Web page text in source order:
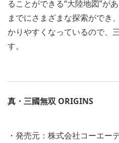
ることができる“大陸地図”が
までにさまざまな探索ができ
かりやすくなっているので、
す。
真・三國無双 ORIGINS
・発売元：株式会社コーエー